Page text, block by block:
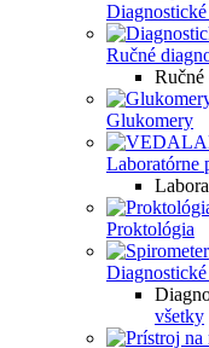
Ručné
Ručné
Glukomery
Laboratórne
Proktológia
všetky